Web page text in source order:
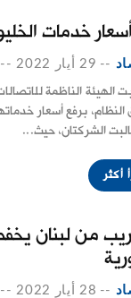
خدمات الخليوي 50 بالمئة في
-- 29 أيار 2022 --
الهيئة الناظمة
الشركتان، حيث...
أكثر
من لبنان
-- 28 أيار 2022 --